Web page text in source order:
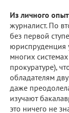
Из личного
журналист. По
без первой
юриспруденция
многих
прокуратуре),
обладателям
даже
изучают
это ничего не